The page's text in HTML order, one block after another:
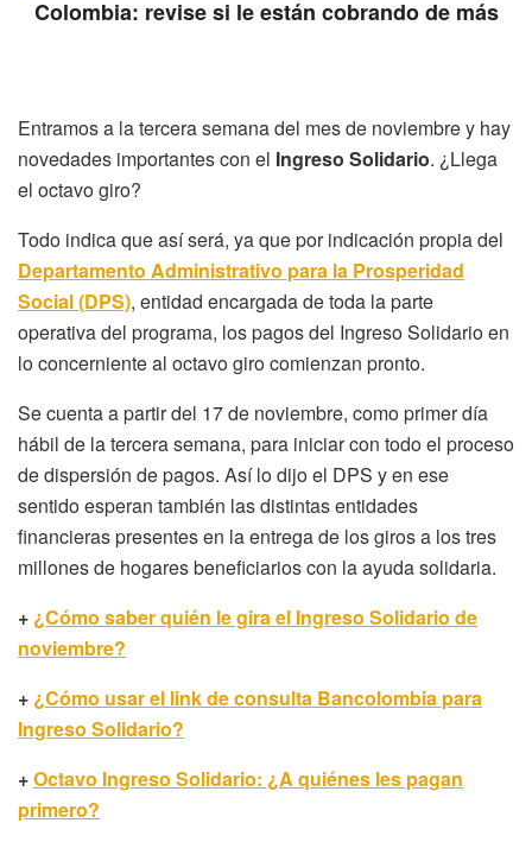
Colombia: revise si le están cobrando de más
Entramos a la tercera semana del mes de noviembre y hay
novedades importantes con el Ingreso Solidario. ¿Llega
el octavo giro?
Todo indica que así será, ya que por indicación propia del
Departamento Administrativo para la Prosperidad
Social (DPS), entidad encargada de toda la parte
operativa del programa, los pagos del Ingreso Solidario en
lo concerniente al octavo giro comienzan pronto.
Se cuenta a partir del 17 de noviembre, como primer día
hábil de la tercera semana, para iniciar con todo el proceso
de dispersión de pagos. Así lo dijo el DPS y en ese
sentido esperan también las distintas entidades
financieras presentes en la entrega de los giros a los tres
millones de hogares beneficiarios con la ayuda solidaria.
+ ¿Cómo saber quién le gira el Ingreso Solidario de
noviembre?
+ ¿Cómo usar el link de consulta Bancolombia para
Ingreso Solidario?
+Octavo Ingreso Solidario: ¿A quiénes les pagan
primero?